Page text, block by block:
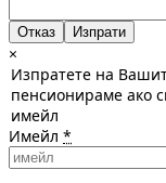
Отказ
×
Изпратете на
пенсионираме ако
имейл
Имейл *